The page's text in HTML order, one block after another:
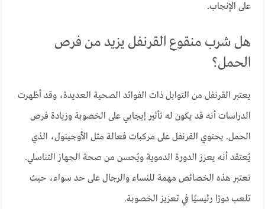
على الإنجاب.
هل شرب منقوع القرنفل يزيد من فرص
الحمل؟
يعتبر القرنفل من التوابل ذات الفوائد الصحية العديدة، وقد أظهرت
الدراسات أنه قد يكون له تأثير إيجابي على الخصوبة وزيادة فرص
الحمل. يحتوي القرنفل على مركبات فعالة مثل الأوجينول، الذي
يُعتقد أنه يعزز الدورة الدموية ويُحسن من صحة الجهاز التناسلي.
تعتبر هذه الخصائص مهمة للنساء والرجال على حد سواء، حيث
تلعب دورًا رئيسيًا في تعزيز الخصوبة.